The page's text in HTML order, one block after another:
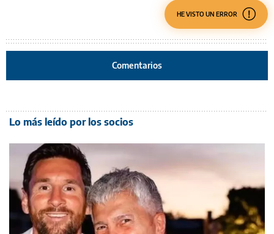
HE VISTO UN ERROR
Comentarios
Lo más leído por los socios